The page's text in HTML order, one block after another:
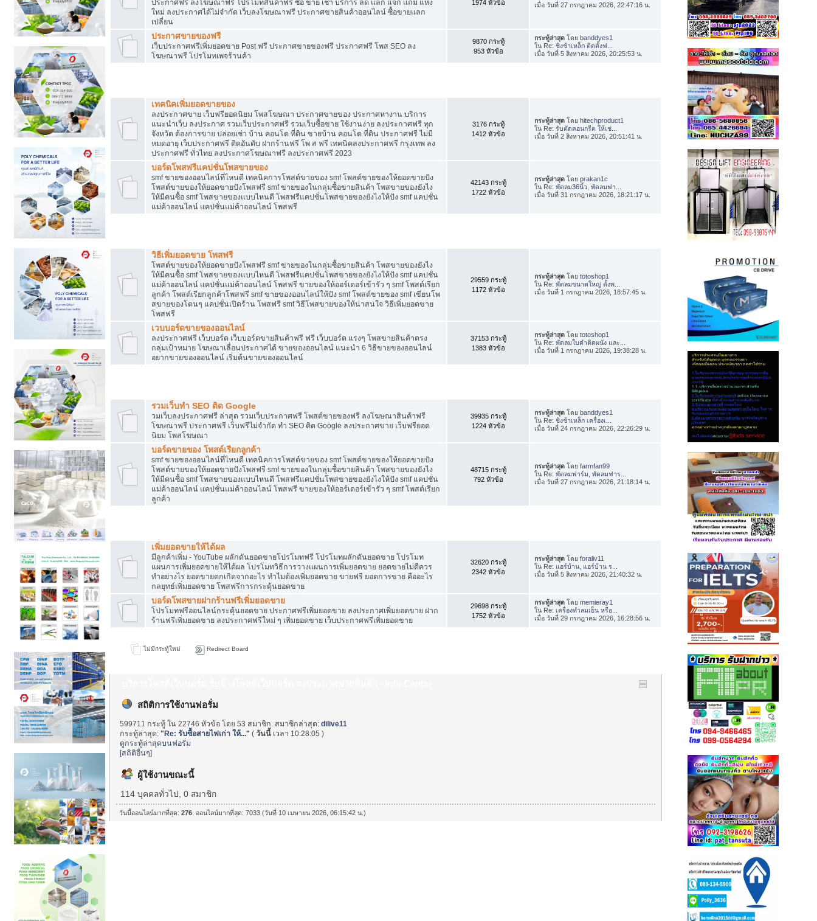
ประกาศฟรี ลงโฆษณาฟรี โปรโมทสินค้าฟรี ซื้อ ขาย เช่า บริการ ลด แลก แจก แถม แห่ง
ใหม่ ลงประกาศได้ไม่จำกัด เว็บลงโฆษณาฟรี ประกาศขายสินค้าออนไลน์ ซื้อขายแลก
เปลี่ยน
1974 หัวข้อ
เมื่อ วันที่ 27 กรกฎาคม 2026, 22:47:16 น.
ประกาศขายของฟรี
เว็บประกาศฟรีเพิ่มยอดขาย Post ฟรี ประกาศขายของฟรี ประกาศฟรี โพส SEO ลง
โฆษณาฟรี โปรโมทเพจร้านค้า
9870 กระทู้
953 หัวข้อ
กระทู้ล่าสุด โดยbanddyes1
ใน Re: ชิงช้าเหล็ก ติดตั้งฟ...
เมื่อ วันที่ 5 สิงหาคม 2026, 20:25:53 น.
เทคนิคเพิ่มยอดขายของ
ลงประกาศขาย เว็บฟรียอดนิยม โพสโฆษณา ประกาศขายของ ประกาศหางาน บริการ
แนะนำเว็บ ลงประกาศ รวมเว็บประกาศฟรี รวมเว็บซื้อขาย ใช้งานง่าย ลงประกาศฟรี ทุก
จังหวัด ต้องการขาย ปล่อยเช่า บ้าน คอนโด ที่ดิน ขายบ้าน คอนโด ที่ดิน ประกาศฟรี ไม่มี
หมดอายุ เว็บประกาศฟรี ติดอันดับ ฝากร้านฟรี โพ ส ฟรี เทคนิคลงประกาศฟรี กรุงเทพ ลง
ประกาศฟรี ทั่วไทย ลงประกาศโฆษณาฟรี ลงประกาศฟรี 2023
3176 กระทู้
1412 หัวข้อ
กระทู้ล่าสุด โดยhitechproduct1
ใน Re: รับตัดคอนกรีต ให้เช่...
เมื่อ วันที่ 2 สิงหาคม 2026, 20:51:41 น.
บอร์ดโพสฟรีแคปชั่นโพสขายของ
smf ขายของออนไลน์ที่ไหนดี เทคนิคการโพสต์ขายของ smf โพสต์ขายของให้ยอดขายปัง
โพสต์ขายของให้ยอดขายปังโพสฟรี smf ขายของในกลุ่มซื้อขายสินค้า โพสขายของยังไง
ให้มีคนซื้อ smf โพสขายของแบบไหนดี โพสฟรีแคปชั่นโพสขายของยังไงให้ปัง smf แคปชั่น
แม่ค้าออนไลน์ แคปชั่นแม่ค้าออนไลน์ โพสฟรี
42143 กระทู้
1722 หัวข้อ
กระทู้ล่าสุด โดยprakan1c
ใน Re: พัดลม36นิ้ว, พัดลมฟา...
เมื่อ วันที่ 31 กรกฎาคม 2026, 18:21:17 น.
วิธีเพิ่มยอดขาย โพสฟรี
โพสต์ขายของให้ยอดขายปังโพสฟรี smf ขายของในกลุ่มซื้อขายสินค้า โพสขายของยังไง
ให้มีคนซื้อ smf โพสขายของแบบไหนดี โพสฟรีแคปชั่นโพสขายของยังไงให้ปัง smf แคปชั่น
แม่ค้าออนไลน์ แคปชั่นแม่ค้าออนไลน์ โพสฟรี ขายของให้ออร์เดอร์เข้ารัว ๆ smf โพสต์เรียก
ลูกค้า โพสต์เรียกลูกค้าโพสฟรี smf ขายของออนไลน์ให้ปัง smf โพสต์ขายของ smf เขียนโพ
สขายของโดนๆ แคปชั่นเปิดร้าน โพสฟรี smf วิธีโพสขายของให้น่าสนใจ วิธีเพิ่มยอดขาย
โพสฟรี
29559 กระทู้
1172 หัวข้อ
กระทู้ล่าสุด โดยtotoshop1
ใน Re: พัดลมขนาดใหญ่ ตั้งพ...
เมื่อ วันที่ 1 กรกฎาคม 2026, 18:57:45 น.
เวบบอร์ดขายของออนไลน์
ลงประกาศฟรี เว็บบอร์ด เว็บบอร์ดขายสินค้าฟรี ฟรี เว็บบอร์ด แรงๆ โพสขายสินค้าตรง
กลุ่มเป้าหมาย โฆษณาเลื่อนประกาศได้ ขายของออนไลน์ แนะนำ 6 วิธีขายของออนไลน์
อยากขายของออนไลน์ เริ่มต้นขายของออนไลน์
37153 กระทู้
1383 หัวข้อ
กระทู้ล่าสุด โดยtotoshop1
ใน Re: พัดลมใบดำติดผนัง และ...
เมื่อ วันที่ 1 กรกฎาคม 2026, 19:38:28 น.
รวมเว็บทำ SEO ติด Google
วมเว็บลงประกาศฟรี ล่าสุด รวมเว็บประกาศฟรี โพสต์ขายของฟรี ลงโฆษณาสินค้าฟรี
โฆษณาฟรี ประกาศฟรี เว็บฟรีไม่จำกัด ทำ SEO ติด Google ลงประกาศขาย เว็บฟรียอด
นิยม โพสโฆษณา
39935 กระทู้
1224 หัวข้อ
กระทู้ล่าสุด โดยbanddyes1
ใน Re: ชิงช้าเหล็ก เครื่องเ...
เมื่อ วันที่ 24 กรกฎาคม 2026, 22:26:29 น.
บอร์ดขายของ โพสต์เรียกลูกค้า
smf ขายของออนไลน์ที่ไหนดี เทคนิคการโพสต์ขายของ smf โพสต์ขายของให้ยอดขายปัง
โพสต์ขายของให้ยอดขายปังโพสฟรี smf ขายของในกลุ่มซื้อขายสินค้า โพสขายของยังไง
ให้มีคนซื้อ smf โพสขายของแบบไหนดี โพสฟรีแคปชั่นโพสขายของยังไงให้ปัง smf แคปชั่น
แม่ค้าออนไลน์ แคปชั่นแม่ค้าออนไลน์ โพสฟรี ขายของให้ออร์เดอร์เข้ารัว ๆ smf โพสต์เรียก
ลูกค้า
48715 กระทู้
792 หัวข้อ
กระทู้ล่าสุด โดยfarmfan99
ใน Re: พัดลมฟาร์ม, พัดลมฟาร...
เมื่อ วันที่ 27 กรกฎาคม 2026, 21:18:14 น.
เพิ่มยอดขายให้ได้ผล
มีลูกค้าเพิ่ม - YouTube ผลักดันยอดขายโปรโมทฟรี โปรโมทผลักดันยอดขาย โปรโมท
แผนการเพิ่มยอดขายให้ได้ผล โปรโมทวิธีการวางแผนการเพิ่มยอดขาย ยอดขายไม่ดีควร
ทำอย่างไร ยอดขายตกเกิดจากอะไร ทำไมต้องเพิ่มยอดขาย ขายฟรี ยอดการขาย คืออะไร
กลยุทธ์เพิ่มยอดขาย โพสฟรีการกระตุ้นยอดขาย
32620 กระทู้
2342 หัวข้อ
กระทู้ล่าสุด โดยforaliv11
ใน Re: แอร์บ้าน, แอร์บ้าน ร...
เมื่อ วันที่ 5 สิงหาคม 2026, 21:40:32 น.
บอร์ดโพสขายฝากร้านฟรีเพิ่มยอดขาย
โปรโมทฟรีออนไลน์กระตุ้นยอดขาย ประกาศฟรีเพิ่มยอดขาย ลงประกาศเพิ่มยอดขาย ฝาก
ร้านฟรีเพิ่มยอดขาย ลงประกาศฟรีใหม่ ๆ เพิ่มยอดขาย เว็บประกาศฟรีเพิ่มยอดขาย
29698 กระทู้
1752 หัวข้อ
กระทู้ล่าสุด โดยmemieray1
ใน Re: เครื่องทำลมเย็น หรือ...
เมื่อ วันที่ 29 กรกฎาคม 2026, 16:28:56 น.
ไม่มีกระทู้ใหม่ Redirect Board
สถิติการใช้งานฟอรั่ม
599711 กระทู้ ใน 22746 หัวข้อ โดย 53 สมาชิก. สมาชิกล่าสุด:dilive11
กระทู้ล่าสุด:"Re: รับซื้อสายไฟเก่า ให้..." (วันนี้ เวลา 10:28:05 )
ดูกระทู้ล่าสุดบนฟอรั่ม
[สถิติอื่นๆ]
ผู้ใช้งานขณะนี้
114 บุคคลทั่วไป, 0 สมาชิก
วันนี้ออนไลน์มากที่สุด:276 . ออนไลน์มากที่สุด: 7033 (วันที่ 10 เมษายน 2026, 06:15:42 น.)